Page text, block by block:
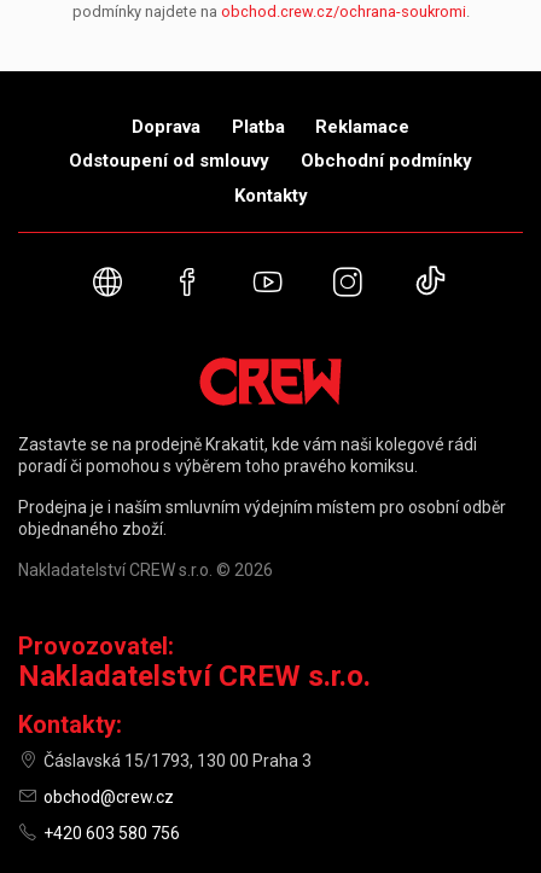
podmínky najdete na obchod.crew.cz/ochrana-soukromi.
Doprava Platba
Reklamace
Odstoupení od smlouvy
Obchodní podmínky
Kontakty
Webové stránky
FacebookYouTubeInstagram
Zastavte se na prodejně Krakatit, kde vám naši kolegové rádi
poradí či pomohou s výběrem toho pravého komiksu.
Prodejna je i naším smluvním výdejním místem pro osobní odběr
objednaného zboží.
Nakladatelství CREW s.r.o. © 2026
Provozovatel:
Nakladatelství CREW s.r.o.
Kontakty:
Čáslavská 15/1793, 130 00 Praha 3
obchod@crew.cz
+420 603 580 756